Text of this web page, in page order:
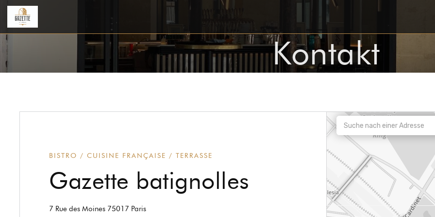
Kontakt
BISTRO / CUISINE FRANÇAISE / TERRASSE
Gazette batignolles
7 Rue des Moines 75017 Paris((öffnet ein neues Fenster))